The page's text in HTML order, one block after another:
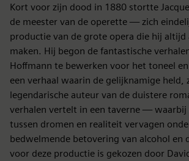
Kort voor zijn dood in 1880 stortte
de meester van de operette — zich
productie van de grote opera die hij altijd
maken. Hij begon de fantastische
Hoffmann te bewerken voor het toneel
een verhaal waarin de gelijknamige held,
legendarische auteur van de duistere
verhalen vertelt in een taverne — waarbij
tussen dromen en realiteit vervagen
bedwelmende betovering van alcohol en
voor deze productie is gekozen door